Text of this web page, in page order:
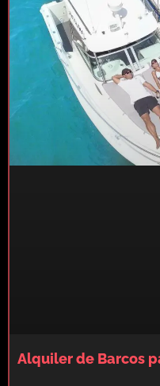
Alquiler de Barcos